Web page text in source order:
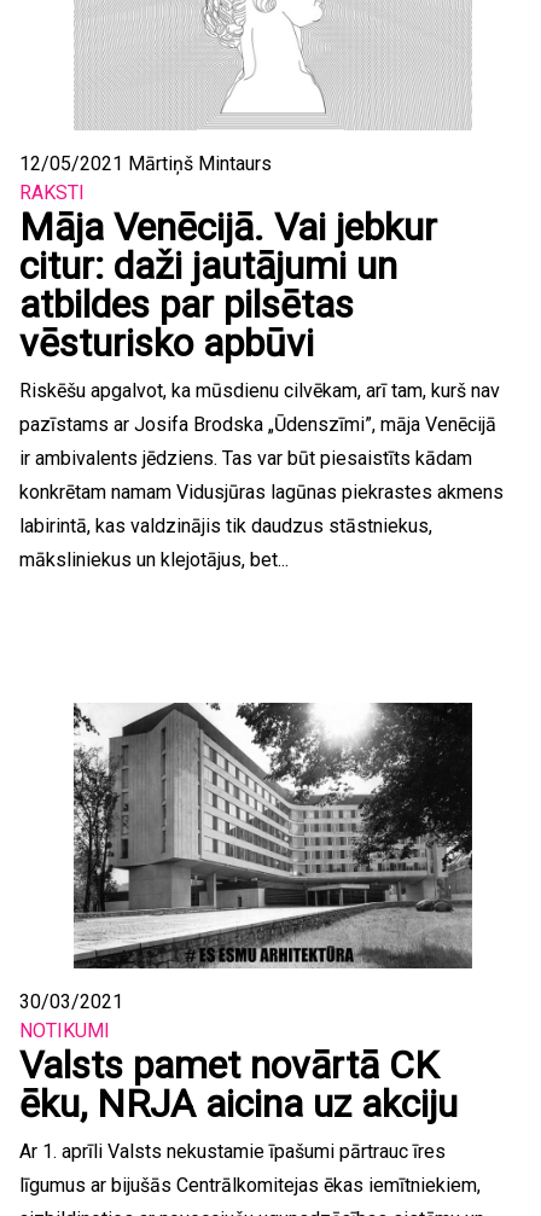
12/05/2021 Mārtiņš Mintaurs
RAKSTI
Māja Venēcijā. Vai jebkur
citur: daži jautājumi un
atbildes par pilsētas
vēsturisko apbūvi
Riskēšu apgalvot, ka mūsdienu cilvēkam, arī tam, kurš nav
pazīstams ar Josifa Brodska „Ūdenszīmi”, māja Venēcijā
ir ambivalents jēdziens. Tas var būt piesaistīts kādam
konkrētam namam Vidusjūras lagūnas piekrastes akmens
labirintā, kas valdzinājis tik daudzus stāstniekus,
māksliniekus un klejotājus, bet...
30/03/2021
NOTIKUMI
Valsts pamet novārtā CK
ēku, NRJA aicina uz akciju
Ar 1. aprīli Valsts nekustamie īpašumi pārtrauc īres
līgumus ar bijušās Centrālkomitejas ēkas iemītniekiem,